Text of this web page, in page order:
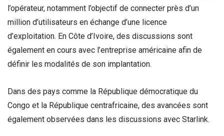
l’opérateur, notamment l’objectif de connecter près d’un
million d’utilisateurs en échange d’une licence
d’exploitation. En Côte d’Ivoire, des discussions sont
également en cours avec l’entreprise américaine afin de
définir les modalités de son implantation.
Dans des pays comme la République démocratique du
Congo et la République centrafricaine, des avancées sont
également observées dans les discussions avec Starlink.